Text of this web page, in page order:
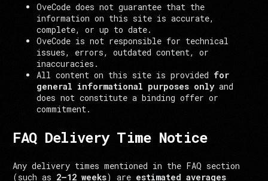
OveCode does not guarantee that the
information on this site is accurate,
complete, or up to date.
OveCode is not responsible for technical
issues, errors, outdated content, or
inaccuracies.
All content on this site is provided for
general informational purposes onlyand
does not constitute a binding offer or
commitment.
FAQ Delivery Time Notice
Any delivery times mentioned in the FAQ section
(such as 2–12 weeks) are estimated averages